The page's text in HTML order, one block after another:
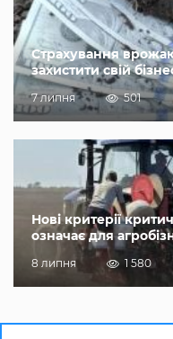
Страхування
захистити свій
7 липня 501
Нові критерії
означає для
8 липня 1 580